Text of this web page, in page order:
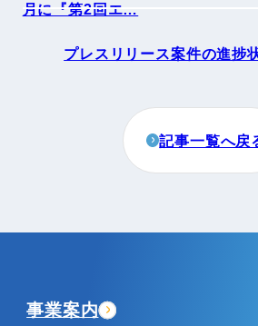
月に『第2回エ…
プレスリリース案件の進捗
記事一覧へ戻
事業案内